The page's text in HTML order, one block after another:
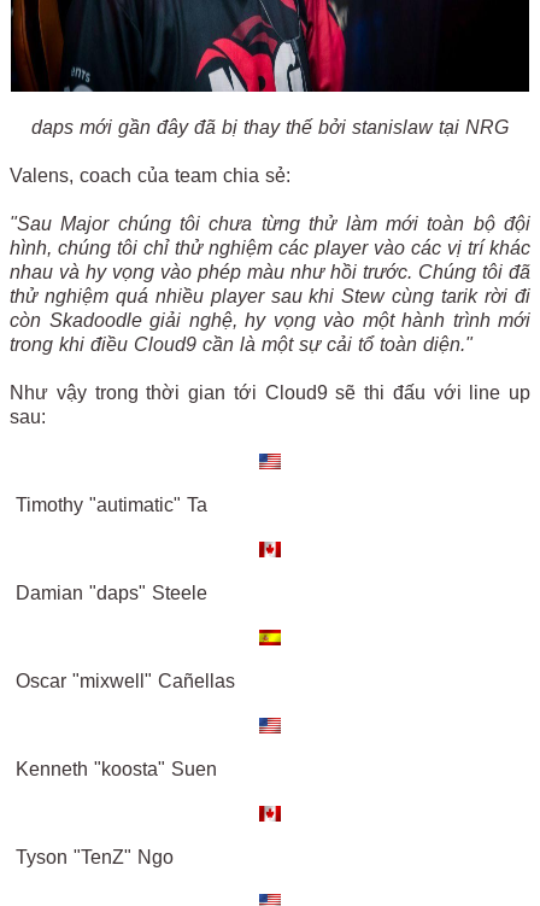
daps mới gần đây đã bị thay thế bởi stanislaw tại NRG
Valens, coach của team chia sẻ:
"Sau Major chúng tôi chưa từng thử làm mới toàn bộ đội
hình, chúng tôi chỉ thử nghiệm các player vào các vị trí khác
nhau và hy vọng vào phép màu như hồi trước. Chúng tôi đã
thử nghiệm quá nhiều player sau khi Stew cùng tarik rời đi
còn Skadoodle giải nghệ, hy vọng vào một hành trình mới
trong khi điều Cloud9 cần là một sự cải tổ toàn diện."
Như vậy trong thời gian tới Cloud9 sẽ thi đấu với line up
sau:
Timothy "autimatic" Ta
Damian "daps" Steele
Oscar "mixwell" Cañellas
Kenneth "koosta" Suen
Tyson "TenZ" Ngo